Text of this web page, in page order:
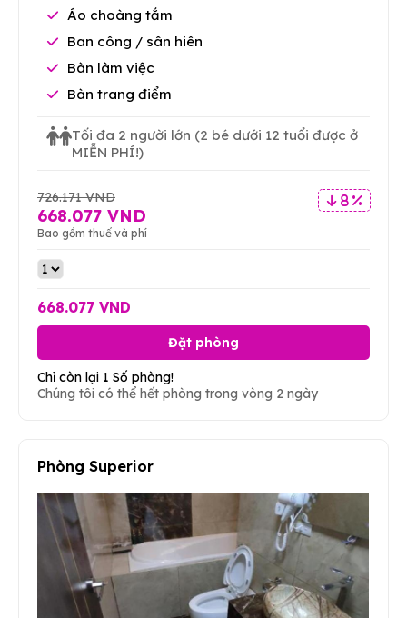
Áo choàng tắm
Ban công / sân hiên
Bàn làm việc
Bàn trang điểm
Tối đa 2 người lớn (2 bé dưới 12 tuổi được ở
MIỄN PHÍ!)
8 %
726.171 VND
668.077 VND
Bao gồm thuế và phí
668.077 VND
Đặt phòng
Chỉ còn lại 1 Số phòng!
Chúng tôi có thể hết phòng trong vòng 2 ngày
Phòng Superior